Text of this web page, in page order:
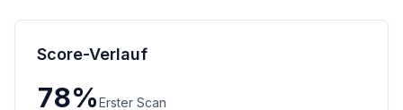
Score-Verlauf
78%Erster Scan